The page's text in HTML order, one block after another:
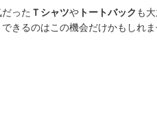
った Ｔシャツや トートバック も
きるのはこの機会だけかもしれ